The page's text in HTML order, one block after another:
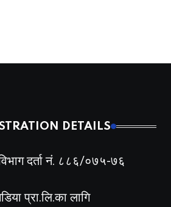
DETAILS
दर्ता नं. ८८६/०७५-७६
प्रा.लि.का लागि